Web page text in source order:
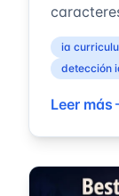
ia
detección
Leer más